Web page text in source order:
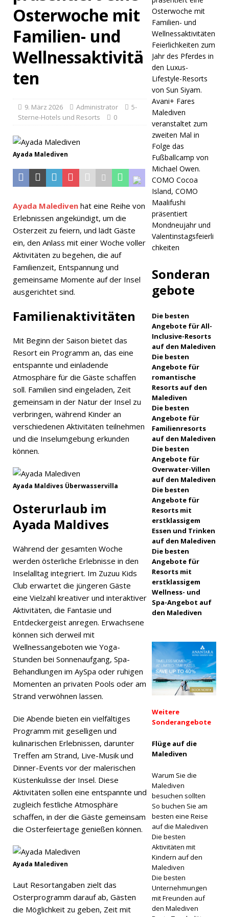
en Thema
„Salz &
5-
UND
2026 ]
Ayada
Maldives
präsentier
t eine
Osterwoc
he mit
ktivitäten
STERNE-
HOTELS
UND
RESORTS
2026 ]
Pferdes in
Luxus-
Lifestyle-
Resorts
Siyam.
5-STERNE-
RESORTS
[ 9.
Februar
2026 ]
Avani+
Malediven
zweiten
Mal in
Osterwoche mit
Familien- und
Wellnessaktivitä
ten
9. März 2026 Administrator
5-
Sterne-Hotels und Resorts
0
Ayada Malediven
Ayada Malediven hat eine Reihe von
Erlebnissen angekündigt, um die
Osterzeit zu feiern, und lädt Gäste
ein, den Anlass mit einer Woche voller
Aktivitäten zu begehen, die auf
Familienzeit, Entspannung und
gemeinsame Momente auf der Insel
ausgerichtet sind.
Familienaktivitäten
Mit Beginn der Saison bietet das
Resort ein Programm an, das eine
entspannte und einladende
Atmosphäre für die Gäste schaffen
soll. Familien sind eingeladen, Zeit
gemeinsam in der Natur der Insel zu
verbringen, während Kinder an
verschiedenen Aktivitäten teilnehmen
und die Inselumgebung erkunden
können.
Ayada Maldives Überwasservilla
Osterurlaub im
Ayada Maldives
Während der gesamten Woche
werden österliche Erlebnisse in den
Inselalltag integriert. Im Zuzuu Kids
Club erwartet die jüngeren Gäste
eine Vielzahl kreativer und interaktiver
Aktivitäten, die Fantasie und
Entdeckergeist anregen. Erwachsene
können sich derweil mit
Wellnessangeboten wie Yoga-
Stunden bei Sonnenaufgang, Spa-
Behandlungen im AySpa oder ruhigen
Momenten an privaten Pools oder am
Strand verwöhnen lassen.
Die Abende bieten ein vielfältiges
Programm mit geselligen und
kulinarischen Erlebnissen, darunter
Treffen am Strand, Live-Musik und
Dinner-Events vor der malerischen
Küstenkulisse der Insel. Diese
Aktivitäten sollen eine entspannte und
zugleich festliche Atmosphäre
schaffen, in der die Gäste gemeinsam
die Osterfeiertage genießen können.
Ayada Malediven
Laut Resortangaben zielt das
Osterprogramm darauf ab, Gästen
die Möglichkeit zu geben, Zeit mit
Osterwoche mit
Familien- und
Wellnessaktivitäten
Feierlichkeiten zum
Jahr des Pferdes in
den Luxus-
Lifestyle-Resorts
von Sun Siyam.
Avani+ Fares
Malediven
veranstaltet zum
zweiten Mal in
Folge das
Fußballcamp von
Michael Owen.
COMO Cocoa
Island, COMO
Maalifushi
präsentiert
Mondneujahr und
Valentinstagsfeierli
chkeiten
Sonderan
gebote
Die besten
Angebote für All-
Inclusive-Resorts
auf den Malediven
Die besten
Angebote für
romantische
Resorts auf den
Malediven
Die besten
Angebote für
Familienresorts
auf den Malediven
Die besten
Angebote für
Overwater-Villen
auf den Malediven
Die besten
Angebote für
Resorts mit
erstklassigem
Essen und Trinken
auf den Malediven
Die besten
Angebote für
Resorts mit
erstklassigem
Wellness- und
Spa-Angebot auf
den Malediven
Weitere
Sonderangebote
Flüge auf die
Malediven
Warum Sie die
Malediven
besuchen sollten
So buchen Sie am
besten eine Reise
auf die Malediven
Die besten
Aktivitäten mit
Kindern auf den
Malediven
Die besten
Unternehmungen
mit Freunden auf
den Malediven